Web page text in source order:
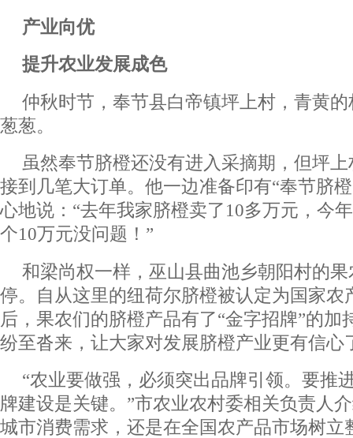
产业向优
提升农业发展成色
仲秋时节，奉节县白帝镇坪上村，青黄
葱葱。
虽然奉节脐橙还没有进入采摘期，但坪
接到几笔大订单。他一边准备印有“奉节脐
心地说：“去年我家脐橙卖了10多万元，今
个10万元没问题！”
和梁尚权一样，巫山县曲池乡朝阳村的
停。自从这里的纽荷尔脐橙被认定为国家农
后，果农们的脐橙产品有了“金字招牌”的加
纷至沓来，让大家对发展脐橙产业更有信心
“农业要做强，必须突出品牌引领。要推
牌建设是关键。”市农业农村委相关负责人
城市消费需求，还是在全国农产品市场树立